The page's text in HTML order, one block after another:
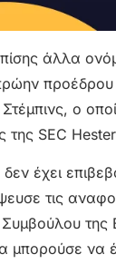
άλλα
ο
της SEC
έχει
τις
Συμβούλου
μπορούσε να